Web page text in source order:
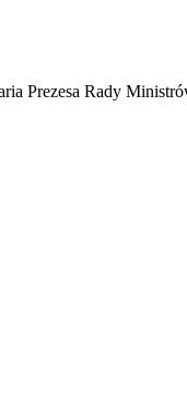
Prezesa Rady